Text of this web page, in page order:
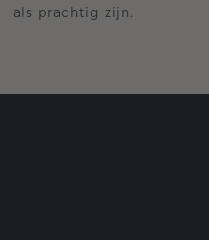
als prachtig zijn.